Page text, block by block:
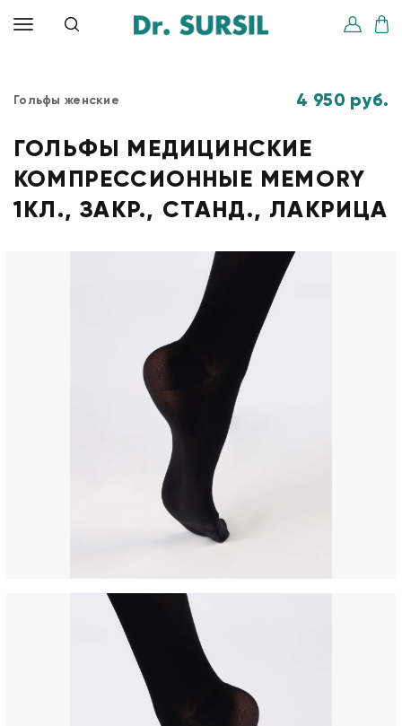
Гольфы женские 4 950 руб.
ГОЛЬФЫ МЕДИЦИНСКИЕ
КОМПРЕССИОННЫЕ MEMORY
1КЛ., ЗАКР., СТАНД., ЛАКРИЦА